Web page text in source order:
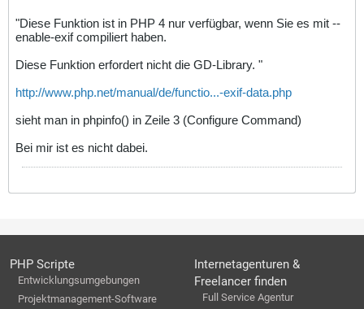
"Diese Funktion ist in PHP 4 nur verfügbar, wenn Sie es mit --
enable-exif compiliert haben.
Diese Funktion erfordert nicht die GD-Library. "
http://www.php.net/manual/de/functio...-exif-data.php
sieht man in phpinfo() in Zeile 3 (Configure Command)
Bei mir ist es nicht dabei.
PHP Scripte
Entwicklungsumgebungen
Projektmanagement-Software
Internetagenturen &
Freelancer finden
Full Service Agentur